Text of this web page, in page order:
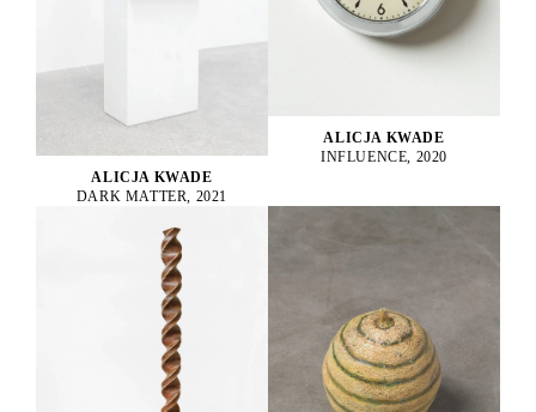
ALICJA KWADE
DARK MATTER, 2021
ALICJA KWADE
INFLUENCE, 2020